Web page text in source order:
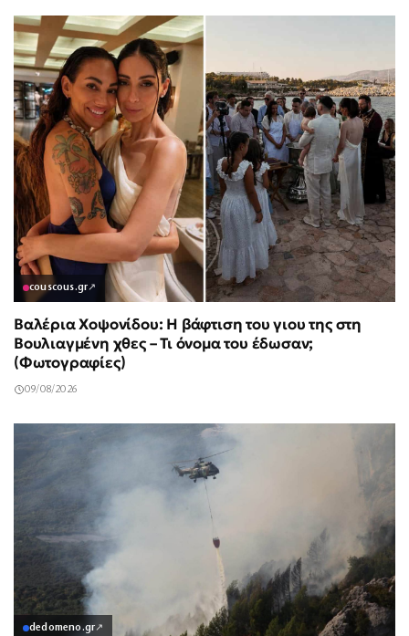
couscous.gr↗
Βαλέρια Χοψονίδου: Η βάφτιση του γιου της στη
Βουλιαγμένη χθες – Τι όνομα του έδωσαν;
(Φωτογραφίες)
09/08/2026
dedomeno.gr↗